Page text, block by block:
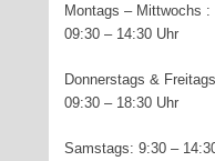
Montags – Mittwochs :
09:30 – 14:30 Uhr
Donnerstags &
09:30 – 18:30 Uhr
Samstags: 9:30 –